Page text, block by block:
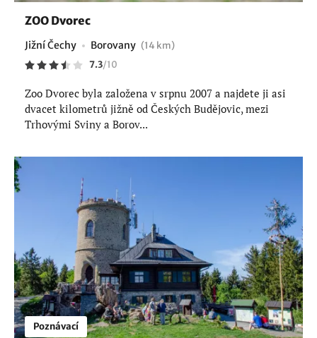
ZOO Dvorec
Jižní Čechy Borovany (14 km)
7.3/10
Zoo Dvorec byla založena v srpnu 2007 a najdete ji asi
dvacet kilometrů jižně od Českých Budějovic, mezi
Trhovými Sviny a Borov...
Poznávací